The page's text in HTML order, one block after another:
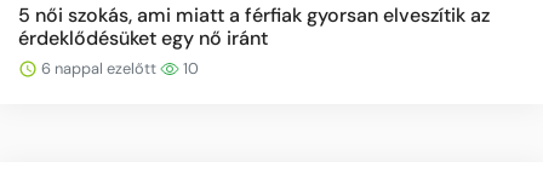
5 női szokás, ami miatt a férfiak gyorsan elveszítik az
érdeklődésüket egy nő iránt
6 nappal ezelőtt 10